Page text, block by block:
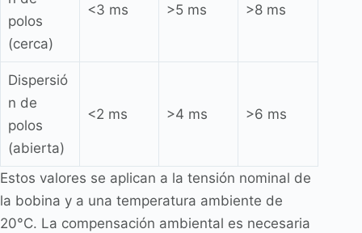
polos
(cerca)
<3 ms >5 ms >8 ms
Dispersió
n de
polos
(abierta)
<2 ms >4 ms >6 ms
Estos valores se aplican a la tensión nominal de
la bobina y a una temperatura ambiente de
20°C. La compensación ambiental es necesaria